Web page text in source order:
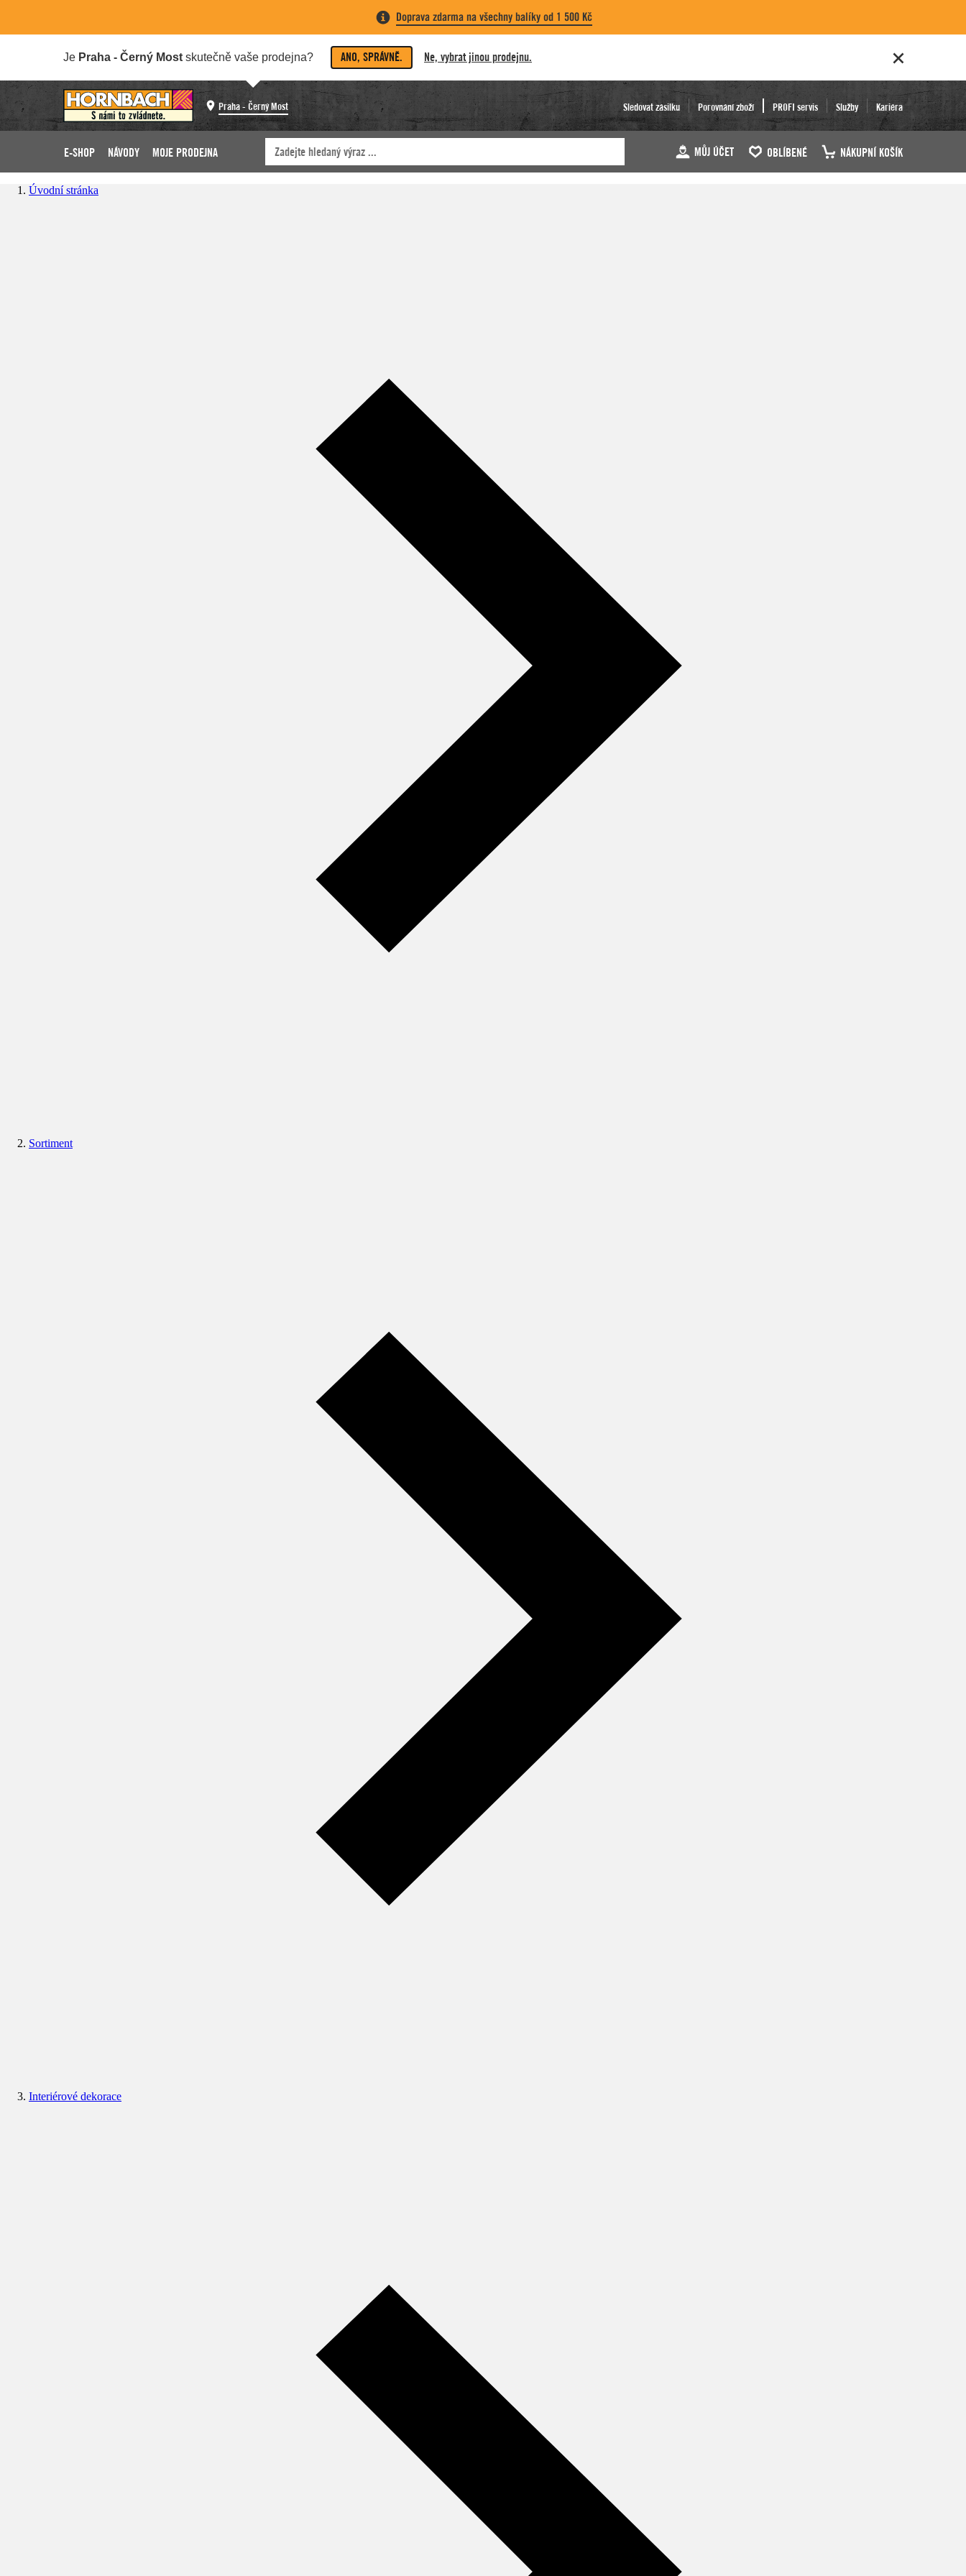
Doprava zdarma na všechny balíky od 1 500 Kč
Je Praha - Černý Most skutečně vaše prodejna? ANO, SPRÁVNĚ. Ne, vybrat jinou prodejnu.
Praha - Černý Most Sledovat zásilku Porovnání zboží PROFI servis Služby Kariéra
E-SHOP NÁVODY MOJE PRODEJNA MŮJ ÚČET OBLÍBENÉ NÁKUPNÍ KOŠÍK
Úvodní stránka
Sortiment
Interiérové dekorace